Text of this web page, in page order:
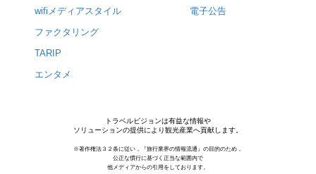
wifiメディアスタイル
ファクタリング
TARIP
エンタメ
電子公告
トラベルビジョンは有益な情報や
ソリューションの提供により観光産業へ貢献します。
※著作権法３２条に従い，『旅行業界の情報流通』の目的のため，
公正な慣行に基づく正当な範囲内で
他メディアからの引用をしております。